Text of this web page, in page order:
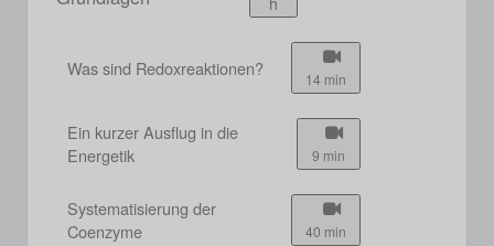
Was sind Redoxreaktionen? 14 min
Ein kurzer Ausflug in die
Energetik
9 min
Systematisierung der
Coenzyme
40 min